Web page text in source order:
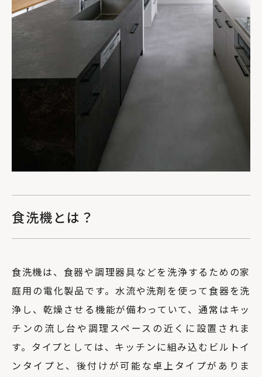
食洗機とは？
食洗機は、食器や調理器具などを洗浄するための家
庭用の電化製品です。水流や洗剤を使って食器を洗
浄し、乾燥させる機能が備わっていて、通常はキッ
チンの流し台や調理スペースの近くに設置されま
す。タイプとしては、キッチンに組み込むビルトイ
ンタイプと、後付けが可能な卓上タイプがありま